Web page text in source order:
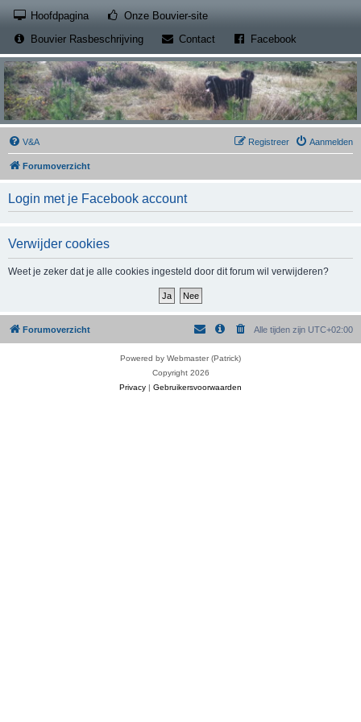
Hoofdpagina Onze Bouvier-site(Opens a new tab)
Bouvier Rasbeschrijving
Contact(Opens a new tab)
Facebook
V&A Aanmelden
Registreer
Forumoverzicht
Login met je Facebook account
Verwijder cookies
Weet je zeker dat je alle cookies ingesteld door dit forum wil verwijderen?
Forumoverzicht Alle tijden zijn UTC+02:00
Powered by Webmaster (Patrick)
Copyright 2026
Privacy | Gebruikersvoorwaarden